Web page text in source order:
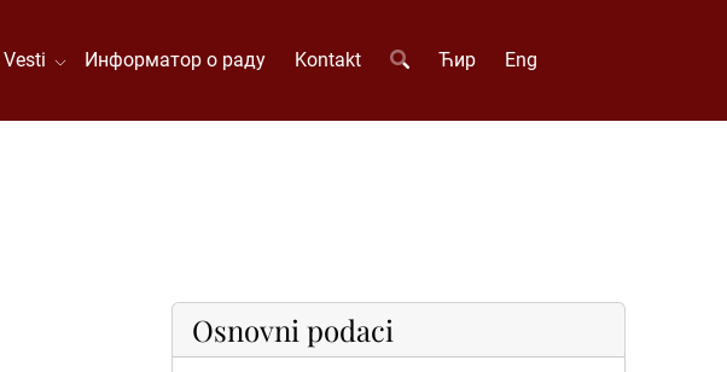
Vesti Информатор о раду Kontakt Ћир Eng
Osnovni podaci